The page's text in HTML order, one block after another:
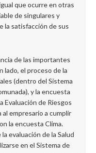
que ocurre en otras
de singulares y
la satisfacción de sus
de las importantes
el proceso de la
(dentro del Sistema
y la encuesta
Evaluación de Riesgos
empresario a cumplir
la encuesta Clima.
evaluación de la Salud
en el Sistema de